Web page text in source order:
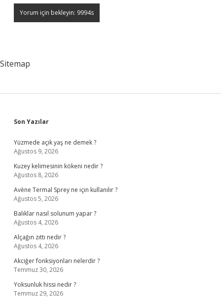
Sitemap
Sidebar
Son Yazılar
Yüzmede açık yaş ne demek ?
Ağustos 9, 2026
Kuzey kelimesinin kökeni nedir ?
Ağustos 8, 2026
Avène Termal Sprey ne için kullanılır ?
Ağustos 5, 2026
Balıklar nasıl solunum yapar ?
Ağustos 4, 2026
Alçağın zıttı nedir ?
Ağustos 4, 2026
Akciğer fonksiyonları nelerdir ?
Temmuz 30, 2026
Yoksunluk hissi nedir ?
Temmuz 29, 2026